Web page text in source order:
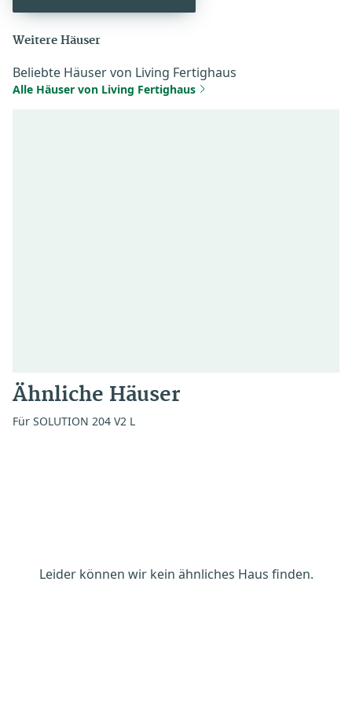
Weitere Häuser
Beliebte Häuser von Living Fertighaus
Alle Häuser von Living Fertighaus
Ähnliche Häuser
Für SOLUTION 204 V2 L
Leider können wir kein ähnliches Haus finden.